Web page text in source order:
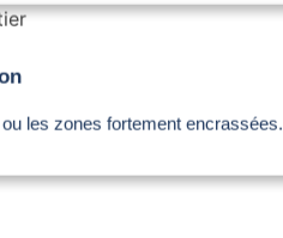
les zones fortement encrassées.